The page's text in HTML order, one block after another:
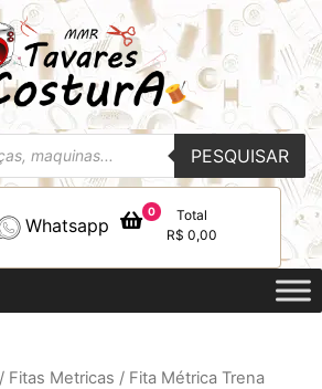
PESQUISAR
Whatsapp
0
Total
R$ 0,00
/ Fitas Metricas / Fita Métrica Trena